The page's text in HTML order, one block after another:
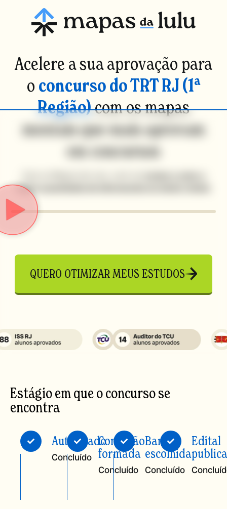
Acelere a sua aprovação para
o concurso do TRT RJ (1ª
Região)com os mapas
mentais que mais aprovam
em concursos
maior quantidade de informações no menor tempo
QUERO OTIMIZAR MEUS ESTUDOS
Estágio em que o concurso se
encontra
Autorizado
Concluído
Comissão
formada
Concluído
Banca
escolhida
Concluído
Edital